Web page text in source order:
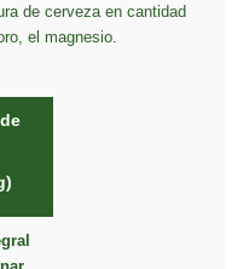
de cerveza en cantidad
el magnesio.